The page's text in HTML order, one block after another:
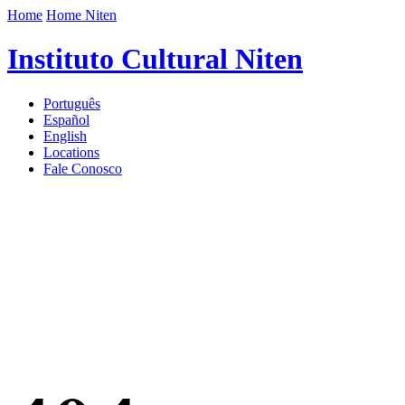
Home Home Niten
Instituto Cultural Niten
Português
Español
English
Locations
Fale Conosco